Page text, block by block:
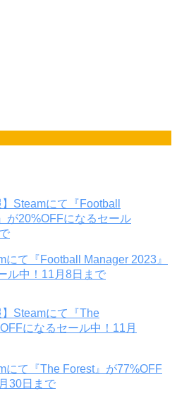
にて『Football Manager 2023』
ル中！11月8日まで
にて『The Forest』が77%OFF
30日まで